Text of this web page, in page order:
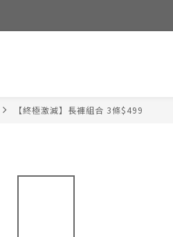
【終極激減】長褲組合 3條$499